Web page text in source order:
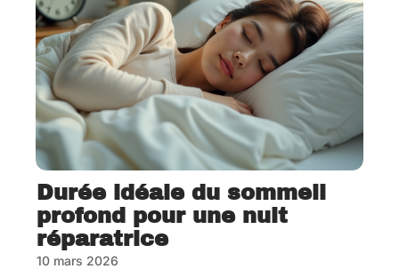
Durée idéale du sommeil
profond pour une nuit
réparatrice
10 mars 2026